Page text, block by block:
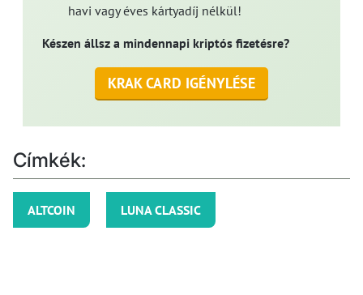
havi vagy éves kártyadíj nélkül!
Készen állsz a mindennapi kriptós fizetésre?
KRAK CARD IGÉNYLÉSE
Címkék:
ALTCOIN LUNA CLASSIC